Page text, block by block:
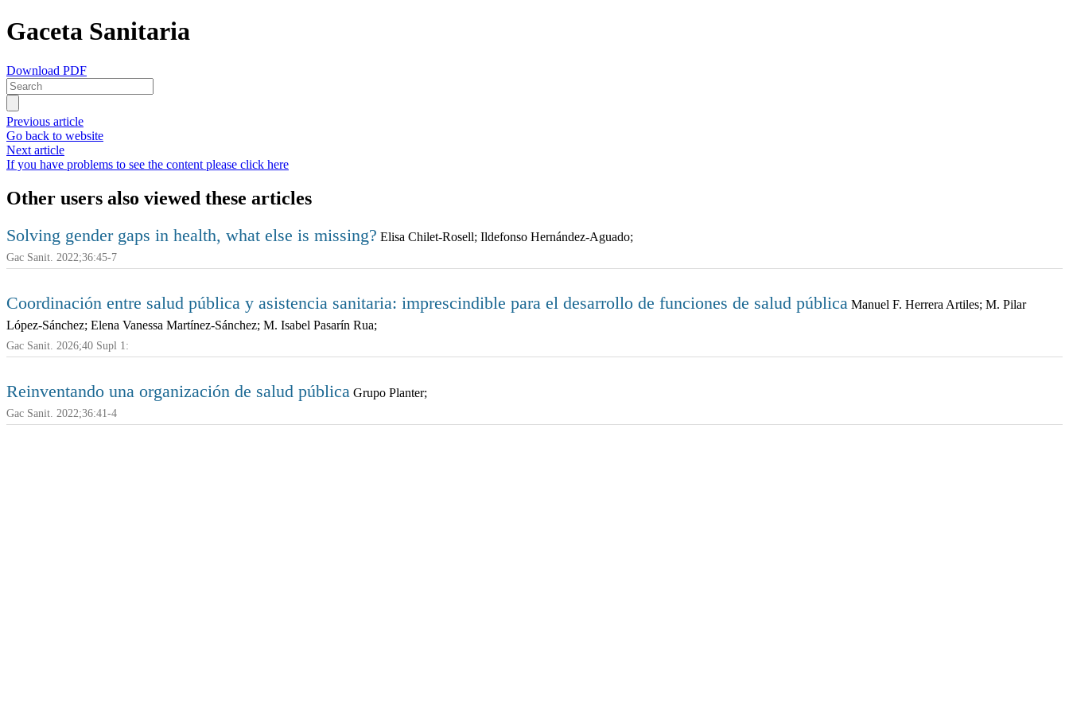
Gaceta Sanitaria
Download PDF
Previous article
Go back to website
Next article
If you have problems to see the content please click here
Other users also viewed these articles
Solving gender gaps in health, what else is missing? Elisa Chilet-Rosell; Ildefonso Hernández-Aguado;
Gac Sanit. 2022;36:45-7
Coordinación entre salud pública y asistencia sanitaria: imprescindible para el desarrollo de funciones de salud pública Manuel F. Herrera Artiles; M. Pilar
López-Sánchez; Elena Vanessa Martínez-Sánchez; M. Isabel Pasarín Rua;
Gac Sanit. 2026;40 Supl 1:
Reinventando una organización de salud pública Grupo Planter;
Gac Sanit. 2022;36:41-4